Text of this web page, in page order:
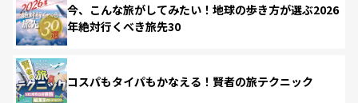
今、こんな旅がしてみたい！地球の歩き方が選ぶ2026
年絶対行くべき旅先30
コスパもタイパもかなえる！賢者の旅テクニック